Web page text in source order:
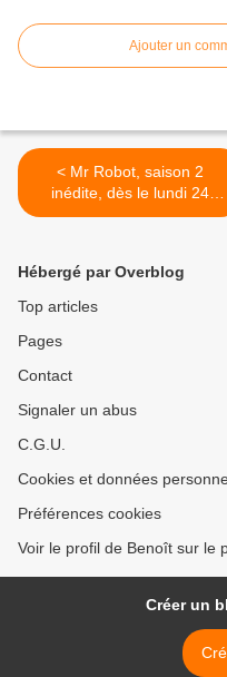
Ajouter un
< Mr Robot, saison 2
inédite, dès le lundi 24
octobre 2016 à 23h05 sur
Hébergé par Overblog
Top articles
Pages
Contact
Signaler un abus
C.G.U.
Cookies et données
Préférences cookies
Voir le profil de Benoît sur le
Créer un